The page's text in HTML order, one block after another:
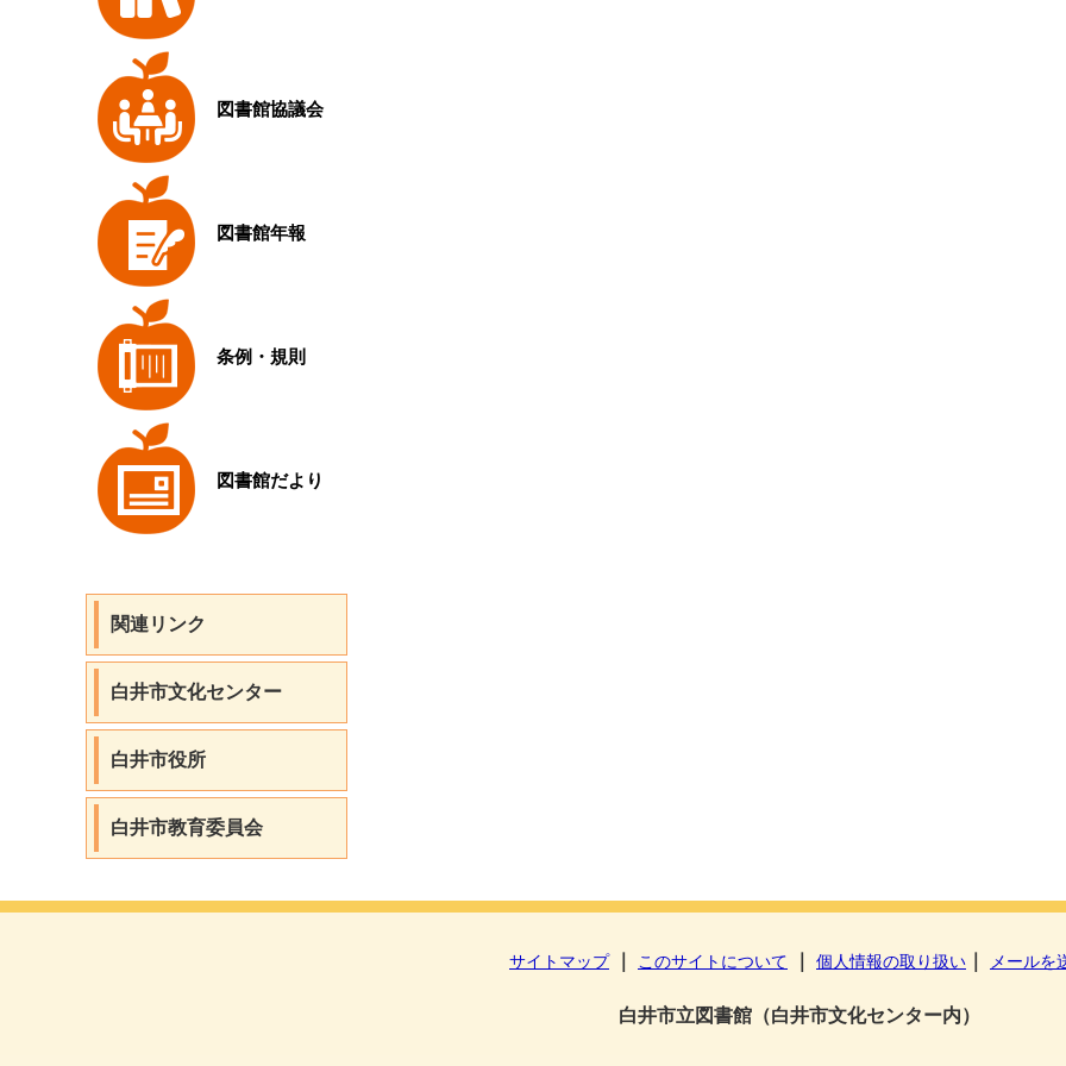
図書館協議会
図書館年報
条例・規則
図書館だより
関連リンク
白井市文化センター
白井市役所
白井市教育委員会
サイトマップ｜ このサイトについて 個人情報の取り扱い メールを
白井市立図書館（白井市文化センター内）